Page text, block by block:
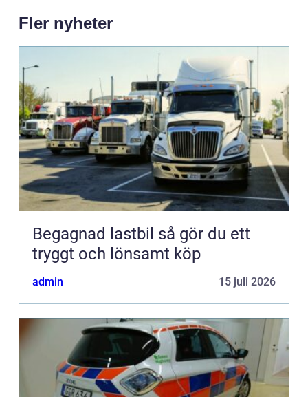
Fler nyheter
Begagnad lastbil så gör du ett
tryggt och lönsamt köp
admin 15 juli 2026